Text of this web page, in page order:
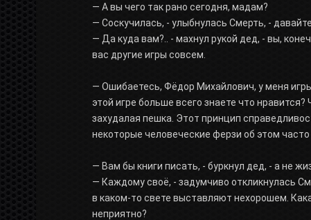
— А вы чего так рано сегодня, мадам?
— Соскучилась, - улыбнулась Смерть, -
— Да куда вам?.. - махнул рукой дед, - вы,
вас другие игры совсем.
— Ошибаетесь, Фёдор Михайлович, у меня
этой игре больше всего знаете что
захудалая пешка. Этот принцип
некоторые человеческие ферзи об этом
— Вам бы книги писать, - буркнул дед, - а не
— Каждому своё, - задумчиво откликнулась
в каком-то свете выставляют нехорошем.
неприятно?